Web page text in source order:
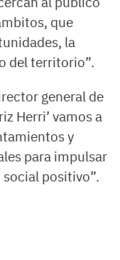
que
la
del territorio”.
general de
Herri’ vamos a
y
para impulsar
positivo”.